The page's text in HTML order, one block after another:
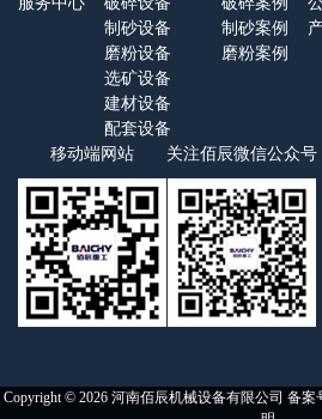
制砂设备
磨粉设备
选矿设备
建材设备
配套设备
制砂案例
磨粉案例
移动端网站 关注佰辰微信公众号
Copyright © 2026 河南佰辰机械设备有限公司 备案